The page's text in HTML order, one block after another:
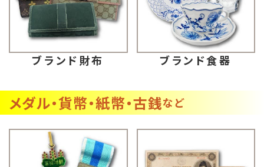
ブランド財布 ブランド食器
メダル・貨幣・紙幣・古銭など